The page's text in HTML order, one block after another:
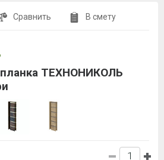
Сравнить В смету
ТЕХНОНИКОЛЬ